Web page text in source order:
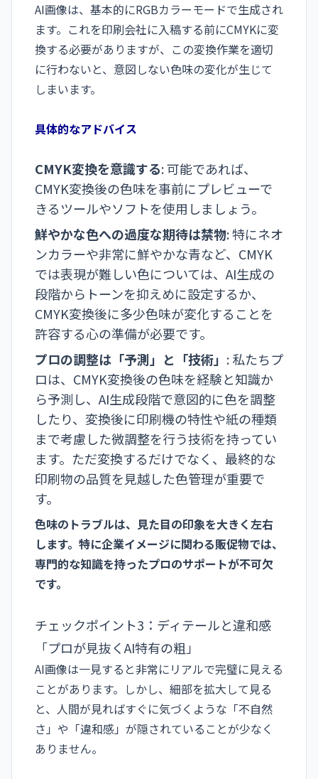
AI画像は、基本的にRGBカラーモードで生成され
ます。これを印刷会社に入稿する前にCMYKに変
換する必要がありますが、この変換作業を適切
に行わないと、意図しない色味の変化が生じて
しまいます。
具体的なアドバイス
CMYK変換を意識する: 可能であれば、
CMYK変換後の色味を事前にプレビューで
きるツールやソフトを使用しましょう。
鮮やかな色への過度な期待は禁物: 特にネオ
ンカラーや非常に鮮やかな青など、CMYK
では表現が難しい色については、AI生成の
段階からトーンを抑えめに設定するか、
CMYK変換後に多少色味が変化することを
許容する心の準備が必要です。
プロの調整は「予測」と「技術」 : 私たちプ
ロは、CMYK変換後の色味を経験と知識か
ら予測し、AI生成段階で意図的に色を調整
したり、変換後に印刷機の特性や紙の種類
まで考慮した微調整を行う技術を持ってい
ます。ただ変換するだけでなく、最終的な
印刷物の品質を見越した色管理が重要で
す。
色味のトラブルは、見た目の印象を大きく左右
します。特に企業イメージに関わる販促物では、
専門的な知識を持ったプロのサポートが不可欠
です。
チェックポイント3：ディテールと違和感
「プロが見抜くAI特有の粗」
AI画像は一見すると非常にリアルで完璧に見える
ことがあります。しかし、細部を拡大して見る
と、人間が見ればすぐに気づくような「不自然
さ」や「違和感」が隠されていることが少なく
ありません。